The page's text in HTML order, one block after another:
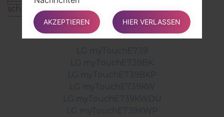
schreiben.
Andere Modelle aus dieser Serie
LG myTouchE739
LG myTouchE739BK
LG myTouchE739BKP
LG myTouchE739KW
LG myTouchE739KWDU
LG myTouchE739KWP
Rechte der Benutzer
Bezug auf ihre vom Inhaber
verarbeiteten Daten verwenden.
Benutzer haben insbesondere das Recht:
Sie können Ihre Einwilligung jederzeit
AKZEPTIEREN HIER VERLASSEN